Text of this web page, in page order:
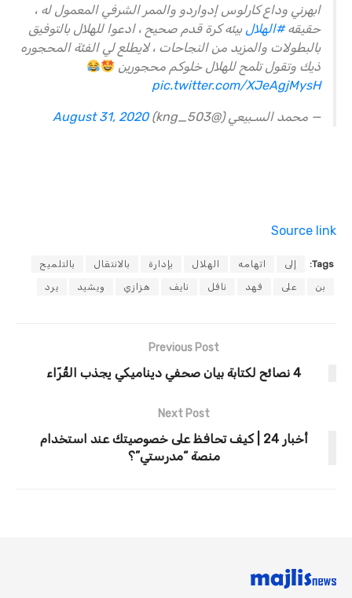
ابهرني وداع كارلوس إدواردو والممر الشرفي المعمول له ،
حقيقه#الهلال بيئه كرة قدم صحيح ، ادعوا للهلال بالتوفيق
بالبطولات والمزيد من النجاحات ، لايطلع لي الفئة المحجوره
ذيك وتقول تلمح للهلال خلوكم محجورين
pic.twitter.com/XJeAgjMysH
— محمد السـبيعي (@kng_503) August 31, 2020
Source link
Tags: إلى اتهامه الهلال بإدارة بالانتقال بالتلميح
بن على فهد نافل نايف هزازي ويشيد يرد
Previous Post
4 نصائح لكتابة بيان صحفي ديناميكي يجذب القُرّاء
Next Post
أخبار 24 | كيف تحافظ على خصوصيتك عند استخدام
منصة “مدرستي”؟